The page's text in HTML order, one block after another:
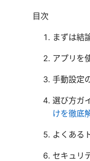
目次
まずは結
アプリを
手動設定
選び方ガ
けを徹底
よくある
セキュリ